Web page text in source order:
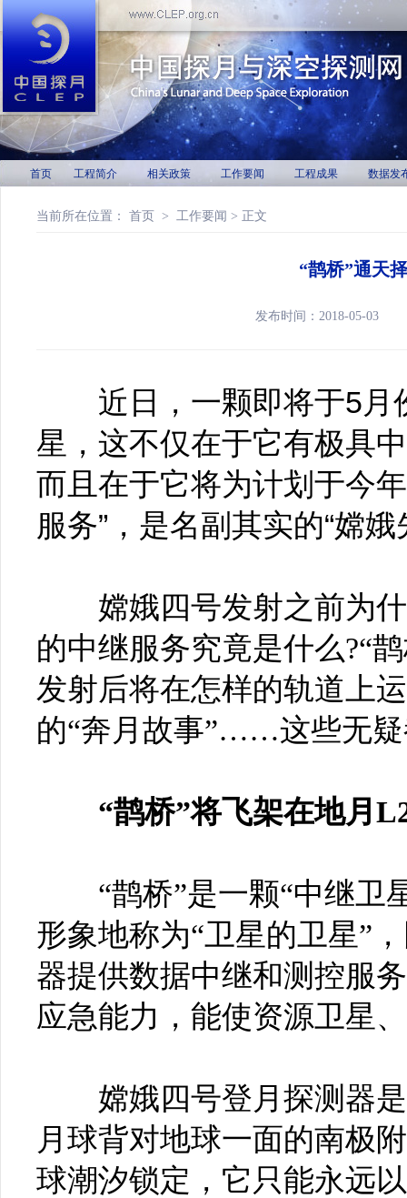
首页 工程简介 相关政策 工作要闻 工程成果 数据发
当前所在位置： 首页 > 工作要闻 > 正文
“鹊桥”通天
发布时间：2018-05-
近日，一颗即将于5月
星，这不仅在于它有极具
而且在于它将为计划于今
服务”，是名副其实的“嫦娥
嫦娥四号发射之前为什
的中继服务究竟是什么?“
发射后将在怎样的轨道上
的“奔月故事”……这些无
“鹊桥”将飞架在地月
“鹊桥”是一颗“中继卫
形象地称为“卫星的卫星”
器提供数据中继和测控服
应急能力，能使资源卫星
嫦娥四号登月探测器是
月球背对地球一面的南极
球潮汐锁定，它只能永远